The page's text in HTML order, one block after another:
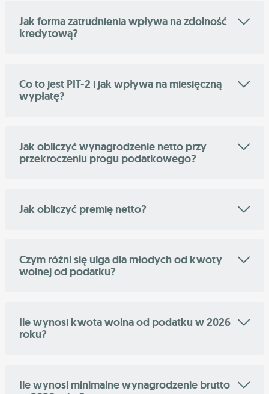
Jak forma zatrudnienia wpływa na zdolność
kredytową?
Co to jest PIT-2 i jak wpływa na miesięczną
wypłatę?
Jak obliczyć wynagrodzenie netto przy
przekroczeniu progu podatkowego?
Jak obliczyć premię netto?
Czym różni się ulga dla młodych od kwoty
wolnej od podatku?
Ile wynosi kwota wolna od podatku w 2026
roku?
Ile wynosi minimalne wynagrodzenie brutto